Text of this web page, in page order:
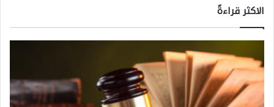
الاكثر قراءةً